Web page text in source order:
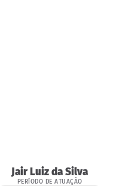
Jair Luiz da Silva
PERÍODO DE ATUAÇÃO